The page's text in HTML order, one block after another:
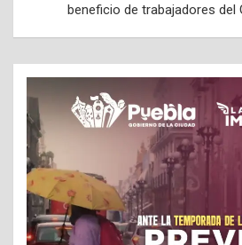
beneficio de trabajadores del